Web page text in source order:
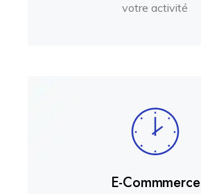
votre activité
E-Commmerce